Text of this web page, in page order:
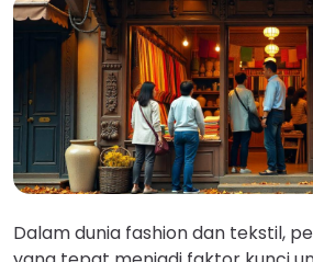
Dalam dunia fashion dan tekstil,